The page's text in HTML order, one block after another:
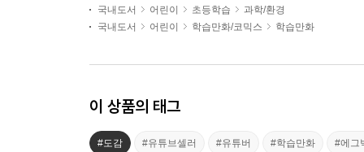
국내도서
어린이 초등학습
과학/환경
국내도서
어린이 학습만화/코믹스 학습만화
이 상품의 태그
#도감 #유튜브셀러 #유튜버 #학습만화 #에그